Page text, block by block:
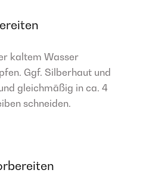
kaltem Wasser
Ggf. Silberhaut und
gleichmäßig in ca. 4
schneiden.